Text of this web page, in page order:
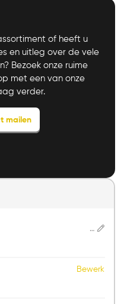
of heeft u
en uitleg over de vele
Bezoek onze ruime
met een van onze
verder.
Bewerk